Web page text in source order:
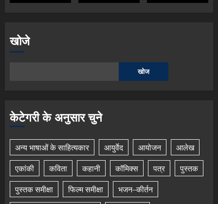
खोजे
खोज
केटेगरी के अनुसार चुने
अन्य भाषाओं के साहित्यकार आयुर्वेद आयोजन
आलेख
एकांकी
कविता कहानी कॉमिक्स पत्र
पुस्तक
पुस्तक समीक्षा
फिल्म समीक्षा
भजन–कीर्तन